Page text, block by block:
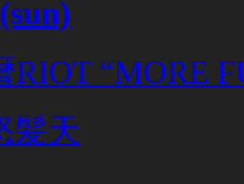
(sun)
“MORE
髪天